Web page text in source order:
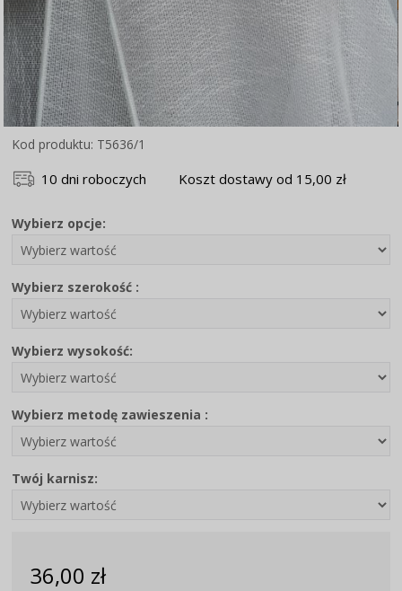
Kod produktu: T5636/1
10 dni roboczych Koszt dostawy od 15,00 zł
Wybierz opcje:
Wybierz szerokość :
Wybierz wysokość:
Wybierz metodę zawieszenia :
Twój karnisz:
36,00 zł